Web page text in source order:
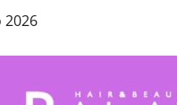
2026